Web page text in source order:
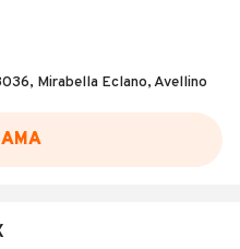
Mirabella Eclano, Avellino